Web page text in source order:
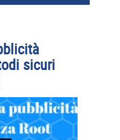
sicuri